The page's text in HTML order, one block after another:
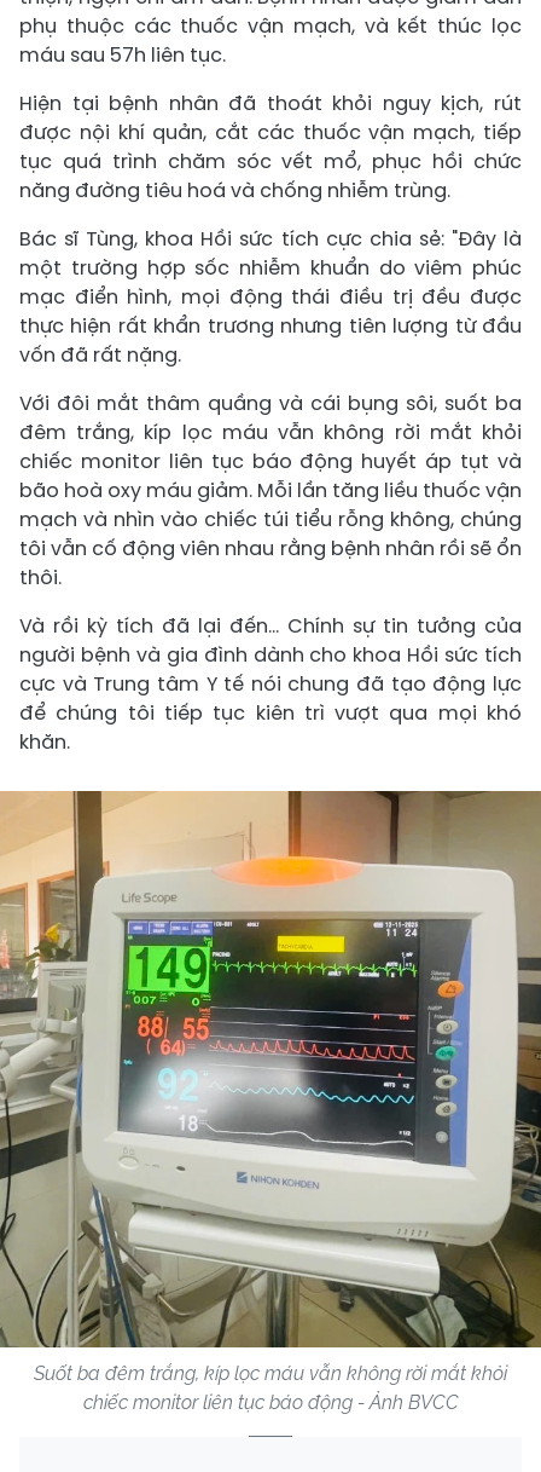
phụ thuộc các thuốc vận mạch, và kết thúc lọc
máu sau 57h liên tục.
Hiện tại bệnh nhân đã thoát khỏi nguy kịch, rút
được nội khí quản, cắt các thuốc vận mạch, tiếp
tục quá trình chăm sóc vết mổ, phục hồi chức
năng đường tiêu hoá và chống nhiễm trùng.
Bác sĩ Tùng, khoa Hồi sức tích cực chia sẻ: "Đây là
một trường hợp sốc nhiễm khuẩn do viêm phúc
mạc điển hình, mọi động thái điều trị đều được
thực hiện rất khẩn trương nhưng tiên lượng từ đầu
vốn đã rất nặng.
Với đôi mắt thâm quầng và cái bụng sôi, suốt ba
đêm trắng, kíp lọc máu vẫn không rời mắt khỏi
chiếc monitor liên tục báo động huyết áp tụt và
bão hoà oxy máu giảm. Mỗi lần tăng liều thuốc vận
mạch và nhìn vào chiếc túi tiểu rỗng không, chúng
tôi vẫn cố động viên nhau rằng bệnh nhân rồi sẽ ổn
thôi.
Và rồi kỳ tích đã lại đến… Chính sự tin tưởng của
người bệnh và gia đình dành cho khoa Hồi sức tích
cực và Trung tâm Y tế nói chung đã tạo động lực
để chúng tôi tiếp tục kiên trì vượt qua mọi khó
khăn.
Suốt ba đêm trắng, kíp lọc máu vẫn không rời mắt khỏi
chiếc monitor liên tục báo động - Ảnh BVCC